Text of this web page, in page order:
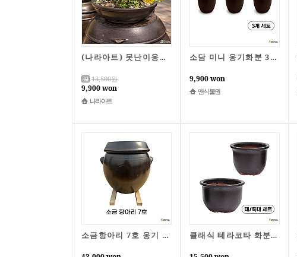
(나라아트) 못난이옹기화분 2종/B급상품/리퍼상품/한정특가
13,500원
9,900 won
나라아트
소담 미니 옹기화분 3개세트 / B급상품 / 한정특가
9,900 won
앤식물원
소금항아리 7호 옹기 국내 자체제작 소금보관 간수항아리 나라아트 클래식 테라코타 화분 2종(대/특대)/자체제작/한정특가